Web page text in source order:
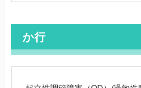
か行